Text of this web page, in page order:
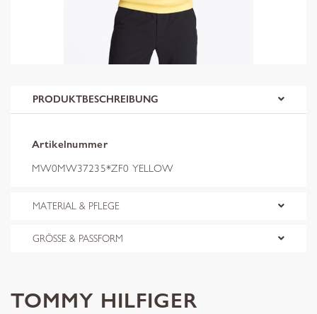
PRODUKTBESCHREIBUNG
Artikelnummer
MW0MW37235*ZF0 YELLOW
MATERIAL & PFLEGE
GRÖSSE & PASSFORM
TOMMY HILFIGER